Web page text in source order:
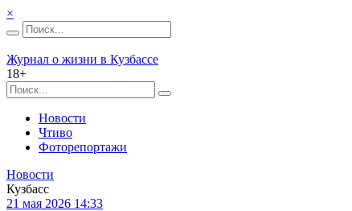
×
Журнал о жизни в Кузбассе
18+
Новости
Чтиво
Фоторепортажи
Новости
Кузбасс
21 мая 2026 14:33